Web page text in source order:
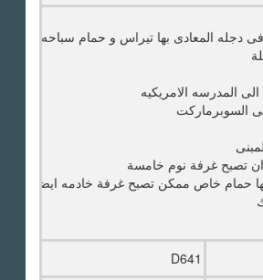
دجله المعادى بها تيراس و حمام سباحه
تصبح غرفة نوم خامسة
حمام خاص ممكن تصبح غرفة خادمه ايضا
D641